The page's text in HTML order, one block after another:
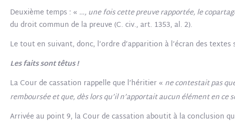
Deuxième temps : « …, une fois cette preuve rapportée, le
du droit commun de la preuve (C. civ., art. 1353, al. 2).
Le tout en suivant, donc, l’ordre d’apparition à l’écran des
Les faits sont têtus !
La Cour de cassation rappelle que l’héritier « ne contestait pas
remboursée et que, dès lors qu’il n’apportait aucun élément en
Arrivée au point 9, la Cour de cassation aboutit à la conclusion